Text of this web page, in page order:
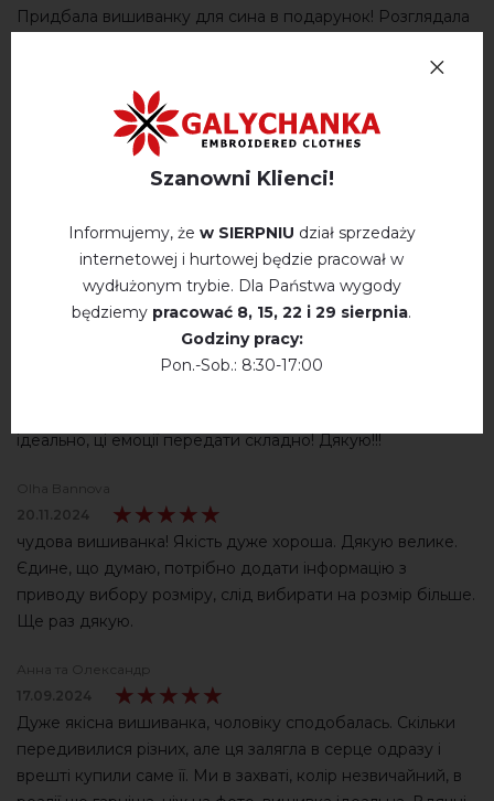
Придбала вишиванку для сина в подарунок! Розглядала
магазині фурнітури, якось зайшла постійна покупчиня, їй
треба було обрати кнопки, що б переробити рукав для
клієнтки, яка напередодні виступу зламала руку і не
могла надягнути вишиванку. Коли вона дістала
вишиванку, вона мені дуже сподобалась! Я зразу ж
посилання на ваш магазин. Ввечері я зайшла на сайт і
зразу ж знайшла те що треба!
Сподобалось все і тканина і малюнок і те, що вишивка
позаду, ще й Тризуб! ( Син ветеран війни)
Менеджер попередила про те, що треба обирати за
розміром більшу,я дослухалась до поради і дуже вдячна!
ідеально, ці емоції передати складно! Дякую!!!
Olha Bannova
20.11.2024
★★★★★
★★★★★
чудова вишиванка! Якість дуже хороша. Дякую велике.
Єдине, що думаю, потрібно додати інформацію з
приводу вибору розміру, слід вибирати на розмір більше.
Ще раз дякую.
Анна та Олександр
17.09.2024
★★★★★
★★★★★
Дуже якісна вишиванка, чоловіку сподобалась. Скільки
передивилися різних, але ця залягла в серце одразу і
врешті купили саме її. Ми в захваті, колір незвичайний, в
Szanowni Klienci!
Informujemy, że w SIERPNIU dział sprzedaży
internetowej i hurtowej będzie pracował w
wydłużonym trybie. Dla Państwa wygody
będziemy pracować 8, 15, 22 і 29 sierpnia.
Godziny pracy:
Pon.-Sob.: 8:30-17:00